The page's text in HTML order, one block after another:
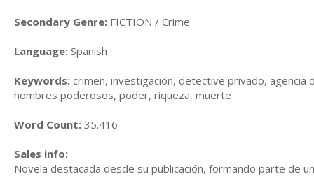
Secondary Genre: FICTION / Crime
Language: Spanish
Keywords: crimen, investigación, detective privado, agencia
hombres poderosos, poder, riqueza, muerte
Word Count: 35.416
Sales info:
Novela destacada desde su publicación, formando parte de